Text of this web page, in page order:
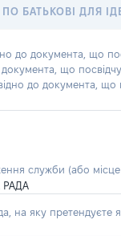
ПО БАТЬКОВІ ДЛЯ
до документа, що
документа, що
до документа, що
служби (або
РАДА
на яку претендуєте